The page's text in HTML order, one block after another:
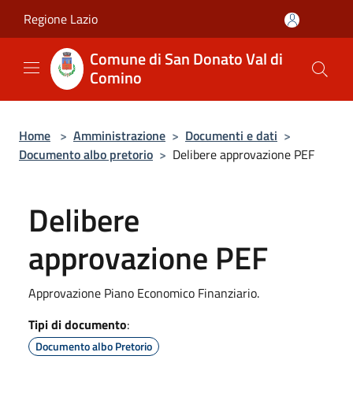
Regione Lazio
Comune di San Donato Val di
Comino
Home > Amministrazione > Documenti e dati >
Documento albo pretorio > Delibere approvazione PEF
Delibere
approvazione PEF
Approvazione Piano Economico Finanziario.
Tipi di documento:
Documento albo Pretorio